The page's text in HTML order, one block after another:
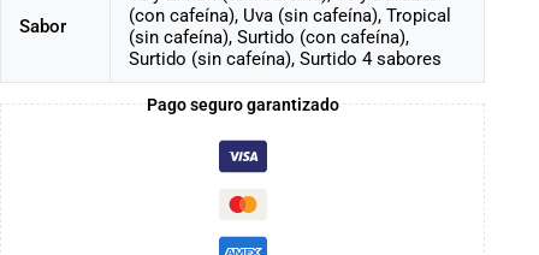
Sabor
(con cafeína), Uva (sin cafeína), Tropical
(sin cafeína), Surtido (con cafeína),
Surtido (sin cafeína), Surtido 4 sabores
Pago seguro garantizado